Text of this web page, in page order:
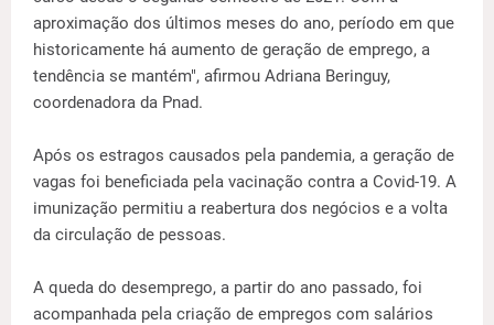
aproximação dos últimos meses do ano, período em que
historicamente há aumento de geração de emprego, a
tendência se mantém", afirmou Adriana Beringuy,
coordenadora da Pnad.
Após os estragos causados pela pandemia, a geração de
vagas foi beneficiada pela vacinação contra a Covid-19. A
imunização permitiu a reabertura dos negócios e a volta
da circulação de pessoas.
A queda do desemprego, a partir do ano passado, foi
acompanhada pela criação de empregos com salários